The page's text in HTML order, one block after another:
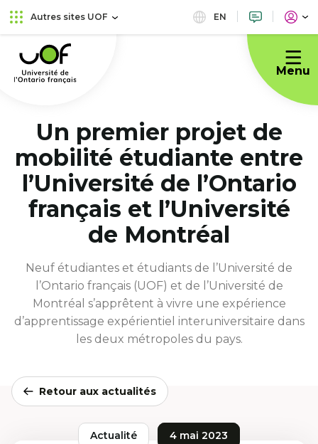
Aller
au
principal
Passer
au
contenu
Autres sites UOF EN
Université
de
l'Ontario
Menu
Un premier projet de
mobilité étudiante entre
l’Université de l’Ontario
français et l’Université
de Montréal
Neuf étudiantes et étudiants de l’Université de
l’Ontario français (UOF) et de l’Université de
Montréal s’apprêtent à vivre une expérience
d’apprentissage expérientiel interuniversitaire dans
les deux métropoles du pays.
Retour aux actualités
Actualité 4 mai 2023